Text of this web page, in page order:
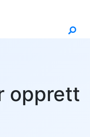
opprett